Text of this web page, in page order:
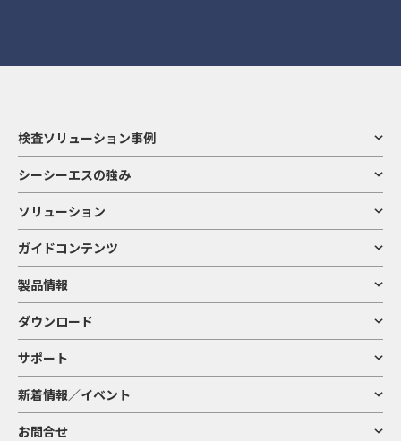
検査ソリューション事例
シーシーエスの強み
ソリューション
ガイドコンテンツ
製品情報
ダウンロード
サポート
新着情報／イベント
お問合せ